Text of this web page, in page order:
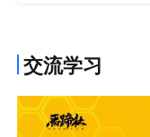
交流学习